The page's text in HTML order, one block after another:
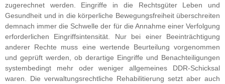
zugerechnet werden. Eingriffe in die Rechtsgüter Leben und
Gesundheit und in die körperliche Bewegungsfreiheit überschreiten
demnach immer die Schwelle der für die Annahme einer Verfolgung
erforderlichen Eingriffsintensität. Nur bei einer Beeinträchtigung
anderer Rechte muss eine wertende Beurteilung vorgenommen
und geprüft werden, ob derartige Eingriffe und Benachteiligungen
systembedingt mehr oder weniger allgemeines DDR-Schicksal
waren . Die verwaltungsrechtliche Rehabilitierung setzt aber auch